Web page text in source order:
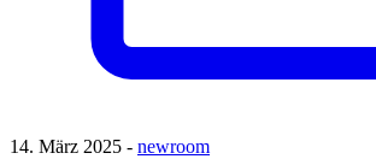
14. März 2025 - newroom